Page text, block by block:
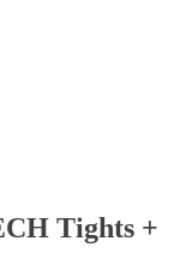
Tights +